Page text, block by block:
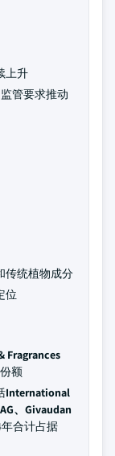
上升
监管要求推动
传统植物成分
位
Fragrances
额
International
、Givaudan
年合计占据